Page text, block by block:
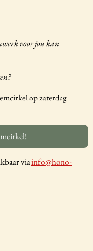
voor jou kan
op zaterdag
viainfo@hono-